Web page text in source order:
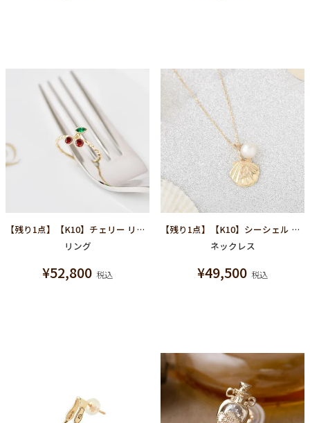
【残り1点】【K10】チェリー リング
リング
¥52,800 税込
【残り1点】【K10】シーシェル ネックレス
ネックレス
¥49,500 税込